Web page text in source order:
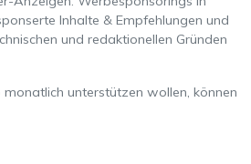
Inhalte & Empfehlungen und
und redaktionellen Gründen
monatlich unterstützen wollen, können